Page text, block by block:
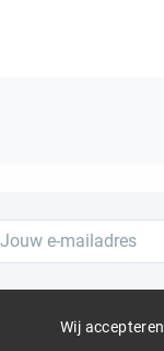
Wij accepteren